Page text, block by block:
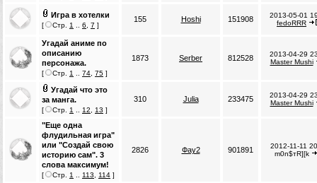
Игра в хотелки
[ Стр. 1 6 7 ]
155 Hoshi 151908
2013-05-01
fedoRRR
Угадай аниме по
описанию
персонажа.
[ Стр. 1 74 75 ]
1873 Serber 812528
2013-04-29
Master Mushi
Угадай что это
за манга.
[ Стр. 1 12 13 ]
310 Julia 233475
2013-04-29
Master Mushi
"Еще одна
флудильная игра"
или "Создай свою
историю сам". 3
слова максимум!
[ Стр. 1 113 114 ]
2826 Фау2 901891
2012-11-11
m0n$тR][k